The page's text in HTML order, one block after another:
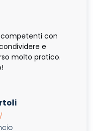
con
e
molto pratico.